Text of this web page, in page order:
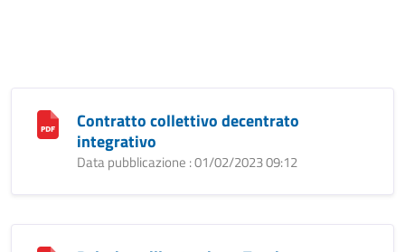
Contratto collettivo decentrato
integrativo
Data pubblicazione : 01/02/2023 09:12